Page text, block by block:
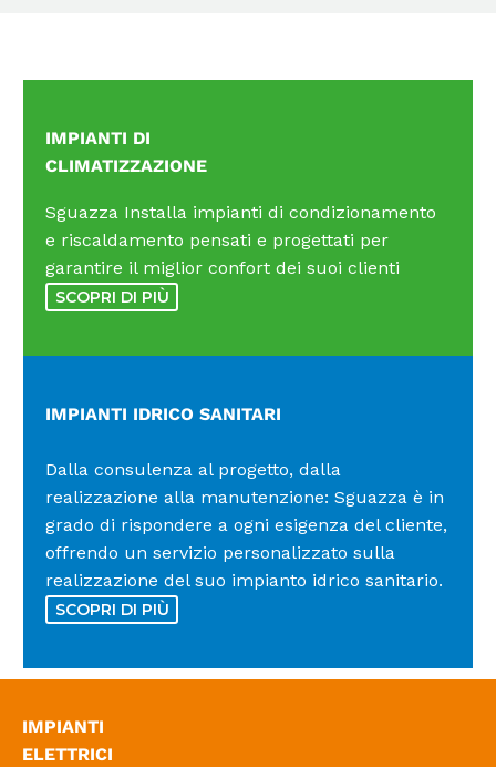
IMPIANTI DI
CLIMATIZZAZIONE
Sguazza Installa impianti di condizionamento
e riscaldamento pensati e progettati per
garantire il miglior confort dei suoi clienti
SCOPRI DI PIÙ
IMPIANTI IDRICO SANITARI
Dalla consulenza al progetto, dalla
realizzazione alla manutenzione: Sguazza è in
grado di rispondere a ogni esigenza del cliente,
offrendo un servizio personalizzato sulla
realizzazione del suo impianto idrico sanitario.
SCOPRI DI PIÙ
IMPIANTI
ELETTRICI